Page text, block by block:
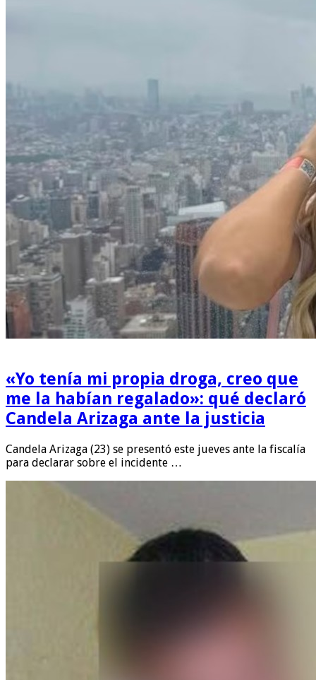
«Yo tenía mi propia droga, creo que
me la habían regalado»: qué declaró
Candela Arizaga ante la justicia
Candela Arizaga (23) se presentó este jueves ante la fiscalía
para declarar sobre el incidente …